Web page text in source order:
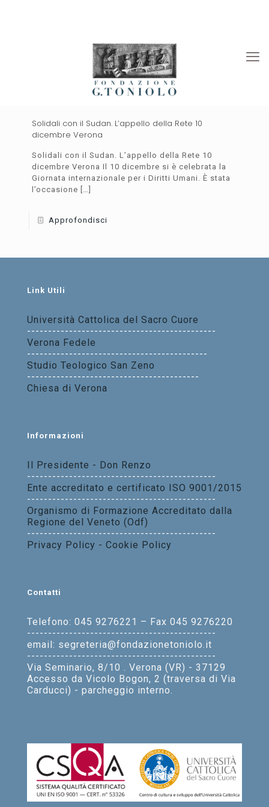
Solidali con il Sudan. L’appello della Rete 10
dicembre Verona
Solidali con il Sudan. L’appello della Rete 10
dicembre Verona Il 10 dicembre si è celebrata la
Giornata internazionale per i Diritti Umani. È stata
l’occasione […]
Approfondisci
Link Utili
Università Cattolica del Sacro Cuore
---------------------------------------------
Verona Fedele
-------------------------------------------
Studio Teologico San Zeno
-----------------------------------------
Chiesa di Verona
Informazioni
Il Presidente - Don Renzo
---------------------------------------------
Ente accreditato e certificato ISO 9001/2015
---------------------------------------------
Organismo di Formazione Accreditato dalla
Regione del Veneto (Odf)
---------------------------------------------
Privacy Policy - Cookie Policy
Contatti
Telefono: 045 9276221 – Fax 045 9276220
---------------------------------------------
email: segreteria@fondazionetoniolo.it
---------------------------------------------
Via Seminario, 8/10 . Verona (VR) - 37129
Accesso da Vicolo Bogon, 2 (traversa di Via
Carducci) - parcheggio interno.